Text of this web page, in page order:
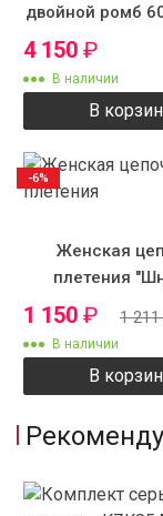
двойной ромб
4 150 ₽
В наличии
В
Женская
плетения
крученый
1 150 ₽ 1 211
В наличии
В
-6%